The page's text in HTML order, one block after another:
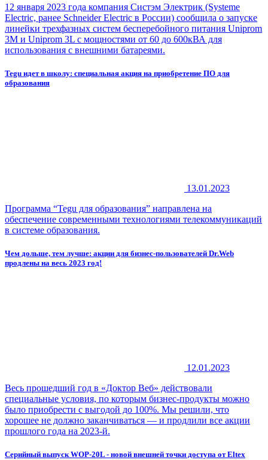
12 января 2023 года компания Систэм Электрик (Systeme
Electric, ранее Schneider Electric в России) сообщила о запуске
линейки трехфазных систем бесперебойного питания Uniprom
3M и Uniprom 3L с мощностями от 60 до 600кВА для
использования с внешними батареями.
Tegu идет в школу: специальная акция на приобретение ПО для
образования
13.01.2023
Программа “Tegu для образования” направлена на
обеспечение современными технологиями телекоммуникаций
в системе образования.
Чем дольше, тем лучше: акции для бизнес-пользователей Dr.Web
продлены на весь 2023 год!
12.01.2023
Весь прошедший год в «Доктор Веб» действовали
специальные условия, по которым бизнес-продукты можно
было приобрести с выгодой до 100%. Мы решили, что
хорошее не должно заканчиваться — и продлили все акции
прошлого года на 2023-й.
Серийный выпуск WOP-20L - новой внешней точки доступа от Eltex